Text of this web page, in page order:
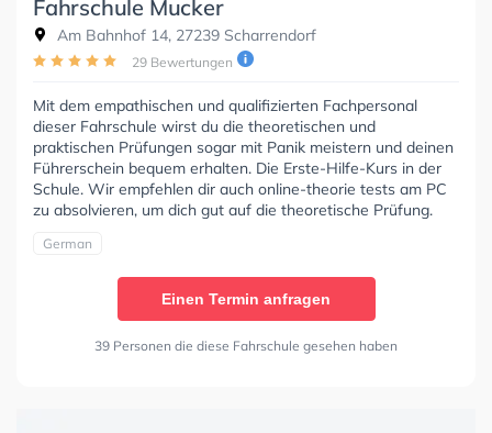
Fahrschule Mucker
Am Bahnhof 14, 27239 Scharrendorf
29 Bewertungen
Mit dem empathischen und qualifizierten Fachpersonal
dieser Fahrschule wirst du die theoretischen und
praktischen Prüfungen sogar mit Panik meistern und deinen
Führerschein bequem erhalten. Die Erste-Hilfe-Kurs in der
Schule. Wir empfehlen dir auch online-theorie tests am PC
zu absolvieren, um dich gut auf die theoretische Prüfung.
German
Einen Termin anfragen
39 Personen die diese Fahrschule gesehen haben